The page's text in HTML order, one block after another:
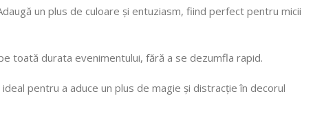
un plus de culoare și entuziasm, fiind perfect pentru micii
toată durata evenimentului, fără a se dezumfla rapid.
pentru a aduce un plus de magie și distracție în decorul